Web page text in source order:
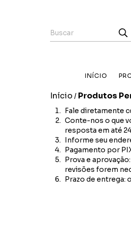
INÍCIO
Início / Produtos
Fale diretamente
Conte-nos o que
resposta em até
Informe seu
Pagamento por
Prova e
revisões forem
Prazo de entrega: